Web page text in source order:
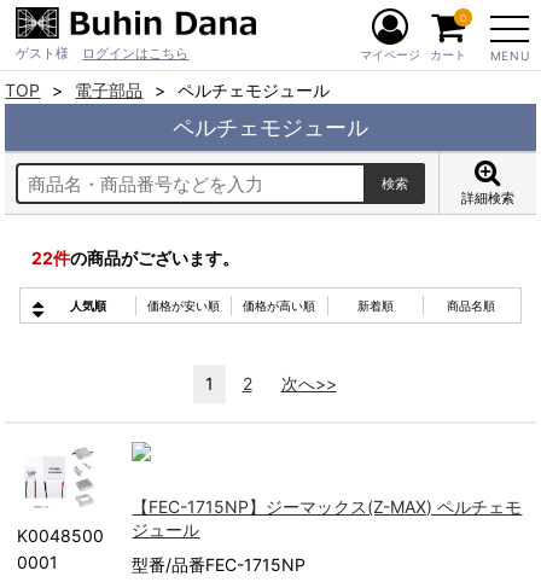
ゲスト様 ログインはこちら MENU
マイページ カート
0
TOP 電子部品 ペルチェモジュール
ペルチェモジュール
詳細検索
22件の商品がございます。
人気順 価格が安い順 価格が高い順 新着順 商品名順
1 2 次へ>>
K0048500
0001
【FEC-1715NP】ジーマックス(Z-MAX) ペルチェモ
ジュール
型番/品番FEC-1715NP